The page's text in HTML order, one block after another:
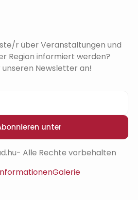
r über Veranstaltungen und
Region informiert werden?
unseren Newsletter an!
unter
Alle Rechte vorbehalten
Galerie